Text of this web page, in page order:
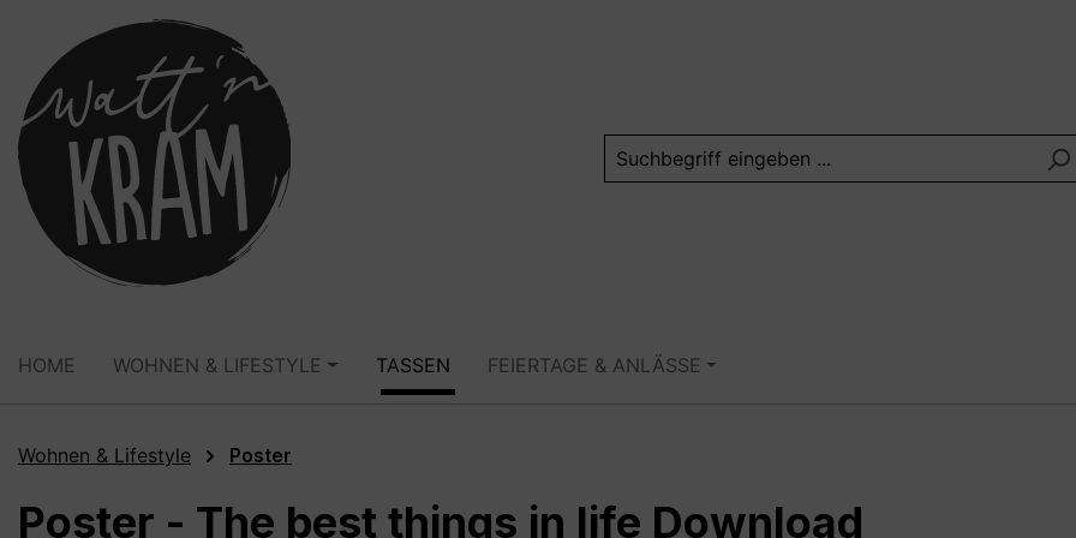
Zur Hauptnavigation springen
HOME WOHNEN & LIFESTYLE TASSEN FEIERTAGE & ANLÄSSE
Wohnen & Lifestyle Poster
Poster - The best things in life Download